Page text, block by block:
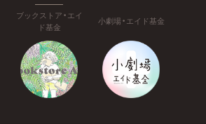
ブックストア・エイ
ド基金
小劇場・エイド基金